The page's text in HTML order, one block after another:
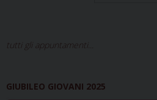
tutti gli appuntamenti...
GIUBILEO GIOVANI 2025